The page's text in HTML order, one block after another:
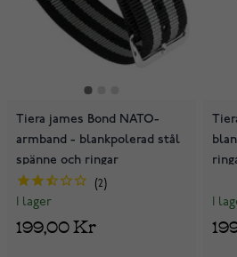
Tiera james Bond NATO-
armband - blankpolerad stål
spänne och ringar
2
I lager
199,00 Kr
I